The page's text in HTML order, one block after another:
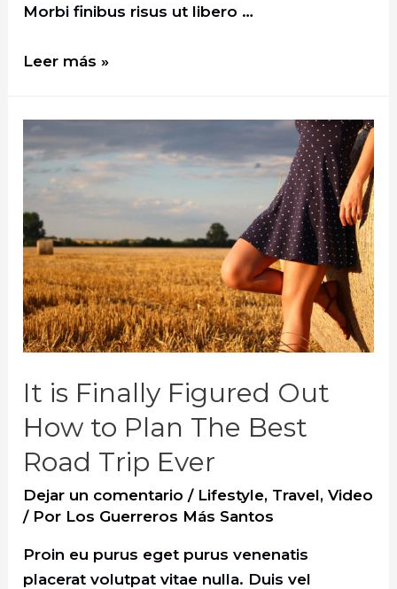
Morbi finibus risus ut libero …
According
Readers
These
are
The
Best
Places
to
Travel
for
Food
Leer más »
It is Finally Figured Out
How to Plan The Best
Road Trip Ever
Dejar un comentario / Lifestyle, Travel,Video
/ Por Los Guerreros Más Santos
Proin eu purus eget purus venenatis
placerat volutpat vitae nulla. Duis vel